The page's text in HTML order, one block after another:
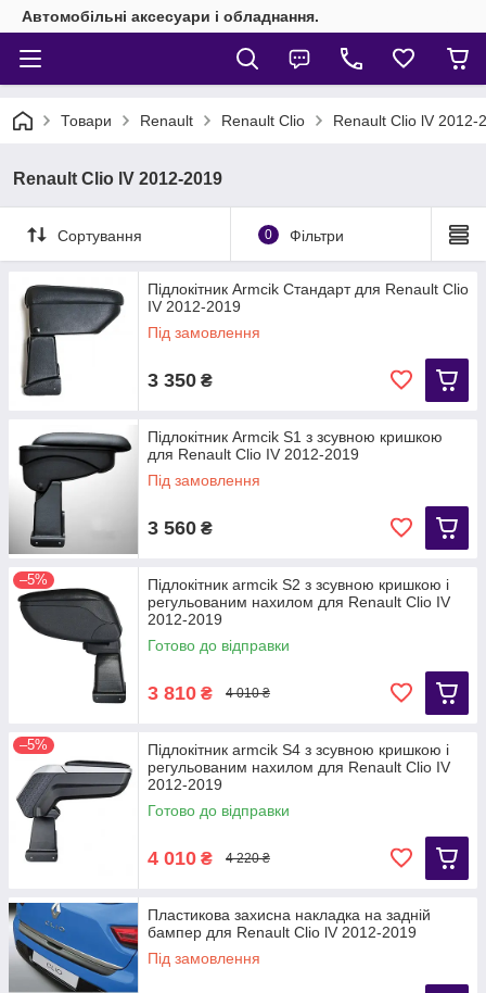
Автомобільні аксесуари і обладнання.
Товари Renault Renault Clio Renault Clio lV 2012-
Renault Clio lV 2012-2019
Сортування 0 Фільтри
Підлокітник Armcik Стандарт для Renault Clio
IV 2012-2019
Під замовлення
3 350 ₴
Підлокітник Armcik S1 з зсувною кришкою
для Renault Clio IV 2012-2019
Під замовлення
3 560 ₴
–5%
Підлокітник armcik S2 з зсувною кришкою і
регульованим нахилом для Renault Clio IV
2012-2019
Готово до відправки
3 810 ₴ 4 010 ₴
–5%
Підлокітник armcik S4 з зсувною кришкою і
регульованим нахилом для Renault Clio IV
2012-2019
Готово до відправки
4 010 ₴ 4 220 ₴
Пластикова захисна накладка на задній
бампер для Renault Clio lV 2012-2019
Під замовлення